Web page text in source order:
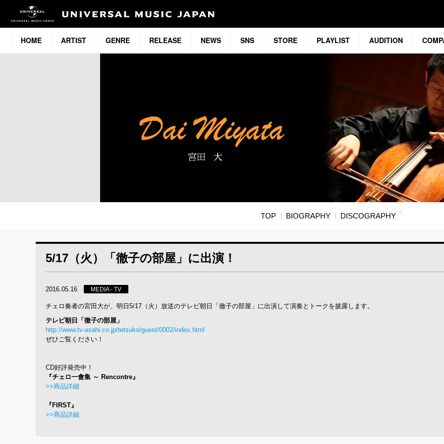
HOME ARTIST GENRE RELEASE NEWS SNS STORE PLAYLIST AUDITION
TOP BIOGRAPHY DISCOGRAPHY
5/17（火）「徹子の部屋」に出演！
2016.05.16 MEDIA - TV
チェロ奏者の宮田大が、明日5/17（火）放送のテレビ朝日「徹子の部屋」に出演して演奏とトークを披露します。
テレビ朝日「徹子の部屋」
http://www.tv-asahi.co.jp/tetsuko/guest/0002/index.html
ぜひご覧ください！
CD好評発売中！
『チェロ一會集 ～ Rencontre』
>>商品詳細
『FIRST』
>>商品詳細